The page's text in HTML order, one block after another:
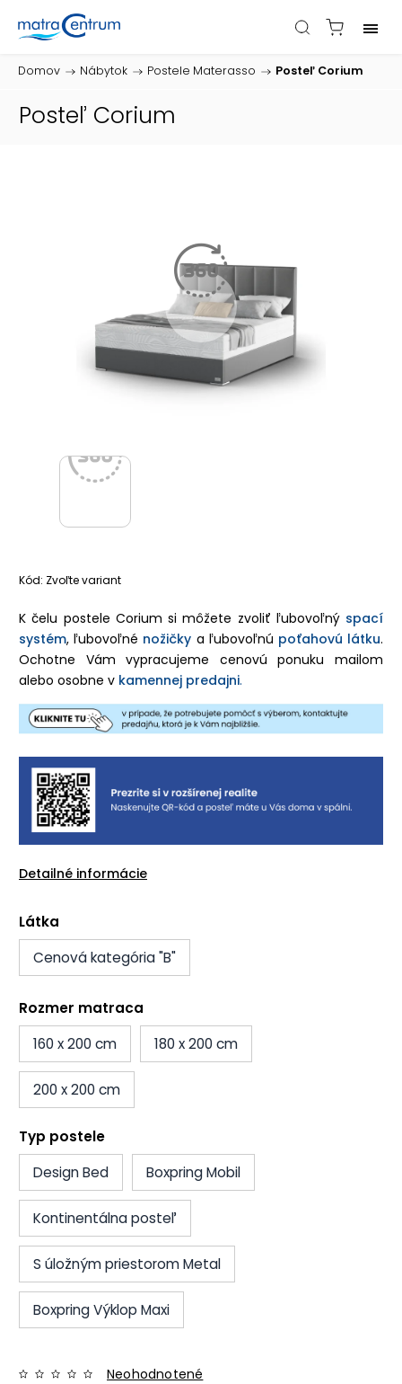
Domov / Nábytok / Postele Materasso / Posteľ Corium
Posteľ Corium
Kód: Zvoľte variant
K čelu postele Corium si môžete zvoliť ľubovoľný spací
systém, ľubovoľné nožičky a ľubovoľnú poťahovú látku.
Ochotne Vám vypracujeme cenovú ponuku mailom
alebo osobne v kamennej predajni.
Detailné informácie
Látka
Cenová kategória "B"
Rozmer matraca
160 x 200 cm
180 x 200 cm
200 x 200 cm
Typ postele
Design Bed
Boxpring Mobil
Kontinentálna posteľ
S úložným priestorom Metal
Boxpring Výklop Maxi
Neohodnotené